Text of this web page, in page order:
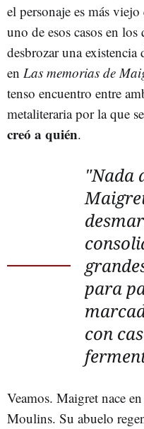
el personaje es más
uno de esos casos en
desbrozar una
en Las memorias de
tenso encuentro entre
metaliteraria por la que
creó a quién.
"Nada
para
con
Veamos. Maigret nace
Moulins. Su abuelo